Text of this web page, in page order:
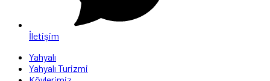
İletişim
Yahyalı
Yahyalı Turizmi